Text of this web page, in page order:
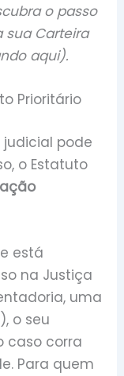
o passo
sua Carteira
aqui).
Prioritário
judicial pode
o Estatuto
está
na Justiça
uma
o seu
caso corra
Para quem